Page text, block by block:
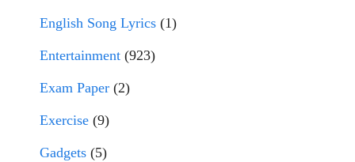
English Song Lyrics (1)
Entertainment (923)
Exam Paper (2)
Exercise (9)
Gadgets (5)